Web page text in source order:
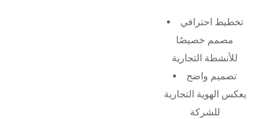
تخطيط احترافي
مصمم خصيصًا
للأنشطة التجارية
تصميم واضح
يعكس الهوية التجارية
للشركة